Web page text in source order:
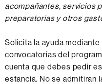
acompañantes, servicios
preparatorias y otros
Solicita la ayuda
convocatorias del
cuenta que debes pedir
estancia. No se admitiran